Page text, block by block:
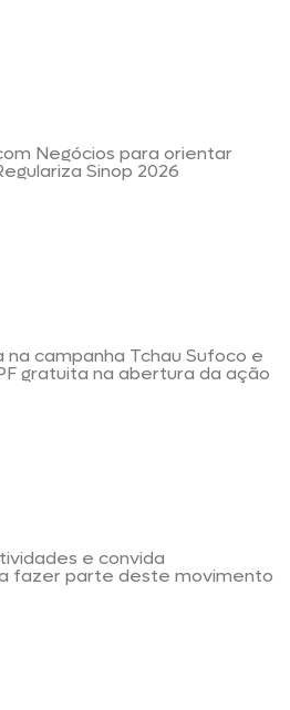
Negócios para orientar
Sinop 2026
campanha Tchau Sufoco e
gratuita na abertura da ação
e convida
fazer parte deste movimento